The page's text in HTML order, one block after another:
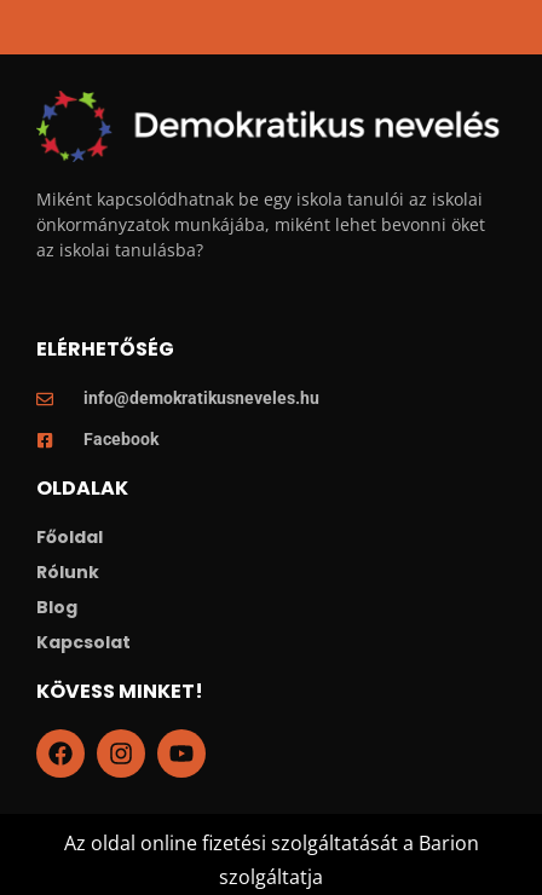
Miként kapcsolódhatnak be egy iskola tanulói az iskolai
önkormányzatok munkájába, miként lehet bevonni öket
az iskolai tanulásba?
ELÉRHETŐSÉG
info@demokratikusneveles.hu
Facebook
OLDALAK
Főoldal
Rólunk
Blog
Kapcsolat
KÖVESS MINKET!
Az oldal online fizetési szolgáltatását a Barion
szolgáltatja